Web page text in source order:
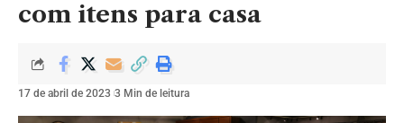
com itens para casa
17 de abril de 2023 3 Min de leitura